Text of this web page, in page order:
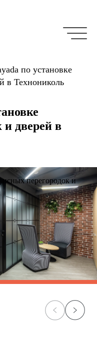
по установке
в Технониколь
и дверей в